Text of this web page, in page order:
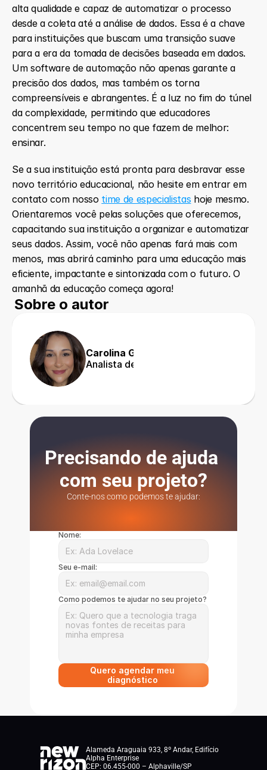
alta qualidade e capaz de automatizar o processo
desde a coleta até a análise de dados. Essa é a chave
para instituições que buscam uma transição suave
para a era da tomada de decisões baseada em dados.
Um software de automação não apenas garante a
precisão dos dados, mas também os torna
compreensíveis e abrangentes. É a luz no fim do túnel
da complexidade, permitindo que educadores
concentrem seu tempo no que fazem de melhor:
ensinar.
Se a sua instituição está pronta para desbravar esse
novo território educacional, não hesite em entrar em
contato com nosso time de especialistas hoje mesmo.
Orientaremos você pelas soluções que oferecemos,
capacitando sua instituição a organizar e automatizar
seus dados. Assim, você não apenas fará mais com
menos, mas abrirá caminho para uma educação mais
eficiente, impactante e sintonizada com o futuro. O
amanhã da educação começa agora!
Sobre o autor
Carolina Gangorra
Analista de Marketing
Precisando de ajuda
com seu projeto?
Conte-nos como podemos te ajudar:
Nome:
Seu e-mail:
Como podemos te ajudar no seu projeto?
Quero agendar meu
Alameda Araguaia 933, 8º Andar, Edifício
Alpha Enterprise
CEP: 06.455-000 – Alphaville/SP